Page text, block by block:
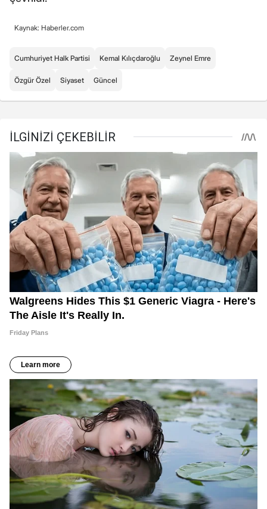
Kaynak: Haberler.com
Cumhuriyet Halk Partisi Kemal Kılıçdaroğlu Zeynel Emre
Özgür Özel Siyaset Güncel